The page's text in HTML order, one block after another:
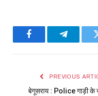
FacebookTelegram
PREVIOUS
बेगूसराय : Police गाड़ी के